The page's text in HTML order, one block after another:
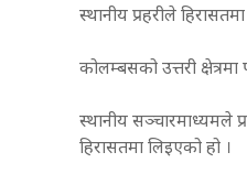
स्थानीय प्रहरीले
कोलम्बसको उत्तरी
स्थानीय सञ्चारमाध्यमले
हिरासतमा लिइएको हो ।